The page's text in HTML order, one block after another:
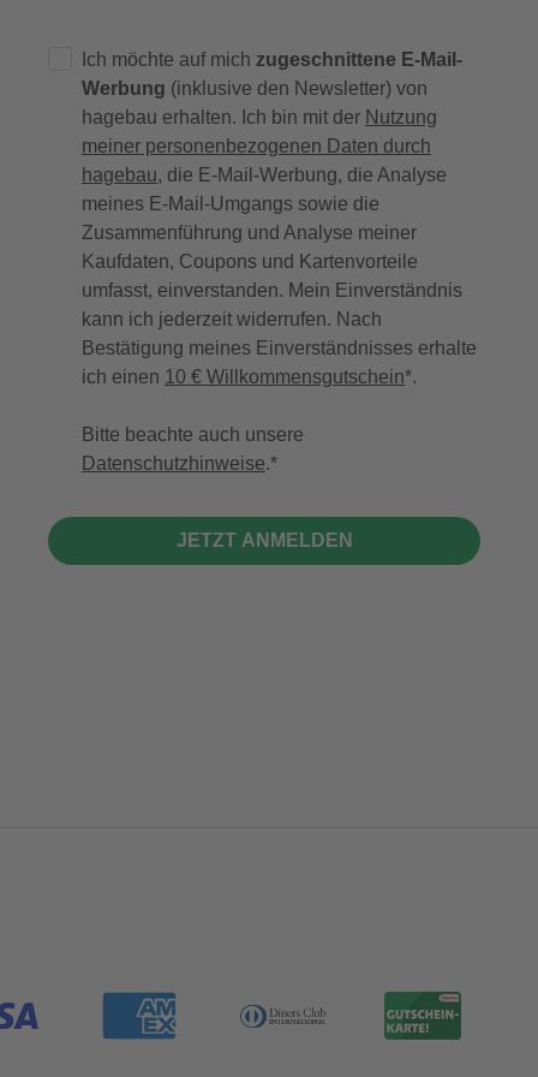
Ich möchte auf mich zugeschnittene E-Mail-
Werbung (inklusive den Newsletter) von
hagebau erhalten. Ich bin mit der Nutzung
meiner personenbezogenen Daten durch
hagebau, die E-Mail-Werbung, die Analyse
meines E-Mail-Umgangs sowie die
Zusammenführung und Analyse meiner
Kaufdaten, Coupons und Kartenvorteile
umfasst, einverstanden. Mein Einverständnis
kann ich jederzeit widerrufen. Nach
Bestätigung meines Einverständnisses erhalte
ich einen 10 € Willkommensgutschein*.
Bitte beachte auch unsere
Datenschutzhinweise.
JETZT ANMELDEN